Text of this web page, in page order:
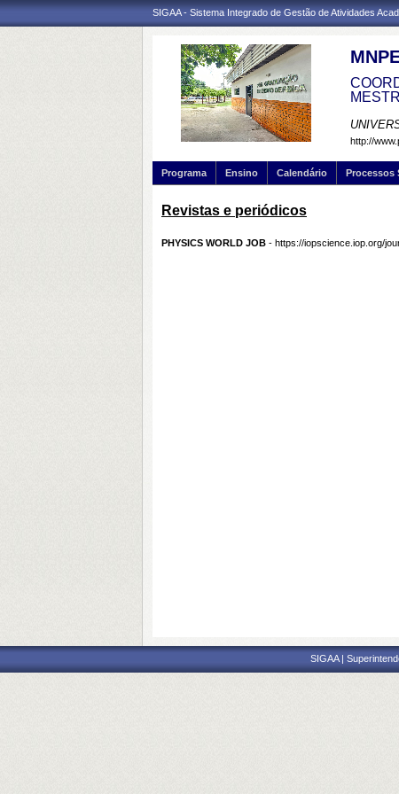
SIGAA - Sistema Integrado de Gestão de Atividades
http://
Programa Ensino Calendário Processos
Revistas e periódicos
PHYSICS WORLD JOB - https://iopscience.iop.org/
SIGAA |